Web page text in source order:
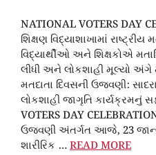
NATIONAL VOTERS DAY
શિક્ષણ વિદ્યાશાખામાં
વિદ્યાર્થીઓ અને શિક્ષકોએ
લીધી અને લોકશાહી મૂલ્યો અંગે
મતદાતા દિવસની ઉજવણી:
લોકશાહી જાગૃતિ
VOTERS DAY
ઉજવણી અંતર્ગત આજે, 23
શારીરિક …READ MORE